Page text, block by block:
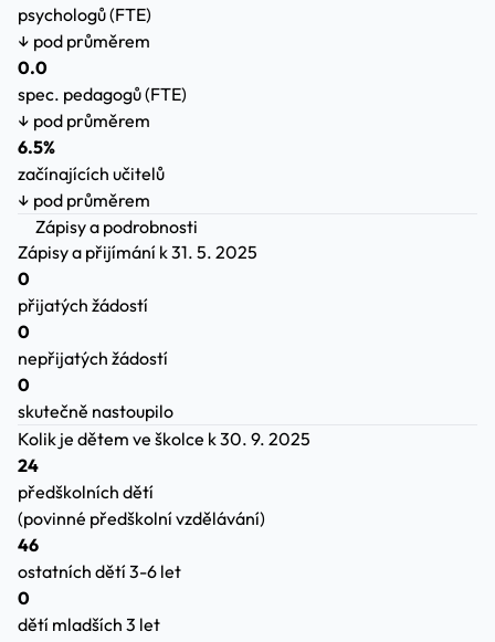
psychologů (FTE)
↓ pod průměrem
0.0
spec. pedagogů (FTE)
↓ pod průměrem
6.5%
začínajících učitelů
↓ pod průměrem
Zápisy a podrobnosti
Zápisy a přijímání k 31. 5. 2025
0
přijatých žádostí
0
nepřijatých žádostí
0
skutečně nastoupilo
Kolik je dětem ve školce k 30. 9. 2025
24
předškolních dětí
(povinné předškolní vzdělávání)
46
ostatních dětí 3-6 let
0
dětí mladších 3 let